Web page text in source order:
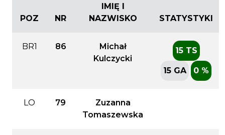
POZ NR
IMIĘ I
NAZWISKO
STATYSTYKI
BR1 86
Michał
Kulczycki
15 TS
15 GA 0 %
LO 79
Zuzanna
Tomaszewska